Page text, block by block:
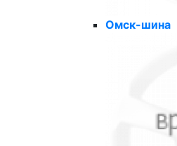
Омск-шина